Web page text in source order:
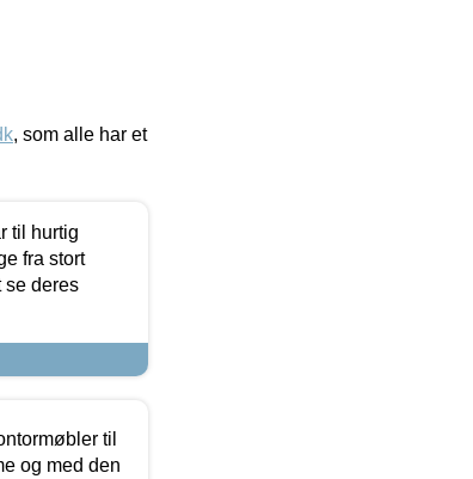
, som alle har et
til hurtig
fra stort
se deres
til
og med den